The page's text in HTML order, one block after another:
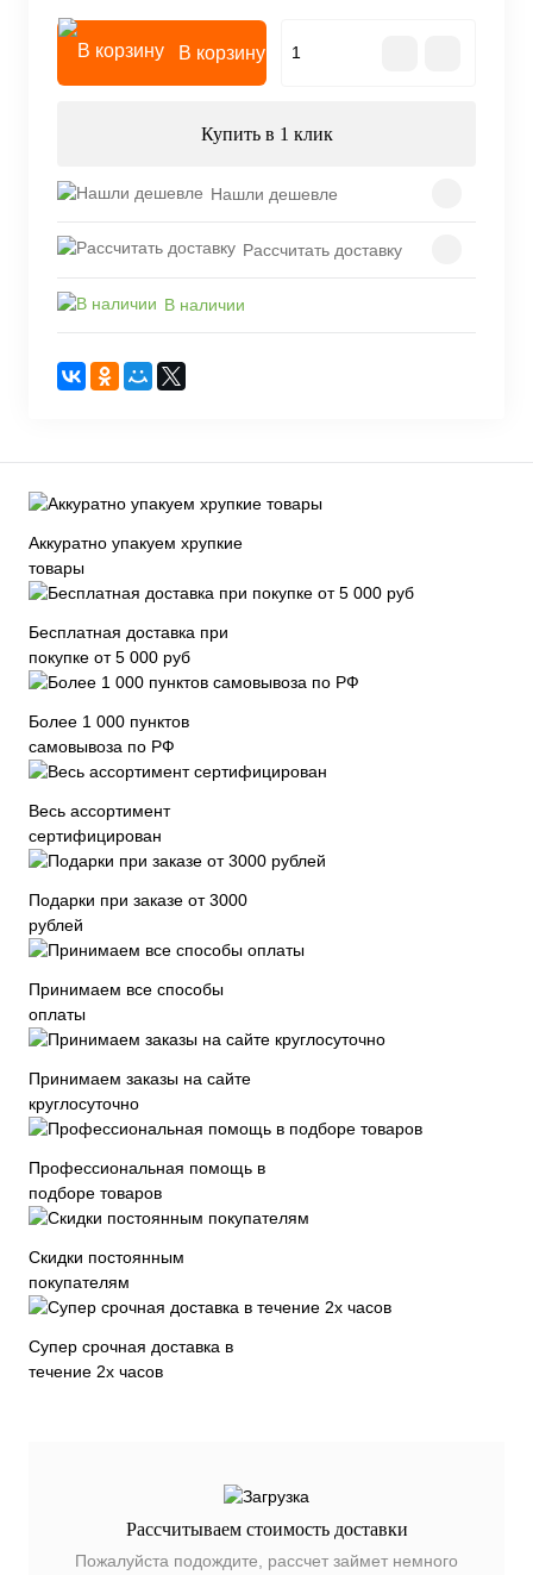
В корзину
Купить в 1 клик
Нашли дешевле
Рассчитать доставку
В наличии
Аккуратно упакуем хрупкие
товары
Бесплатная доставка при
покупке от 5 000 руб
Более 1 000 пунктов
самовывоза по РФ
Весь ассортимент
сертифицирован
Подарки при заказе от 3000
рублей
Принимаем все способы
оплаты
Принимаем заказы на сайте
круглосуточно
Профессиональная помощь в
подборе товаров
Скидки постоянным
покупателям
Супер срочная доставка в
течение 2х часов
Рассчитываем стоимость доставки
Пожалуйста подождите, рассчет займет немного